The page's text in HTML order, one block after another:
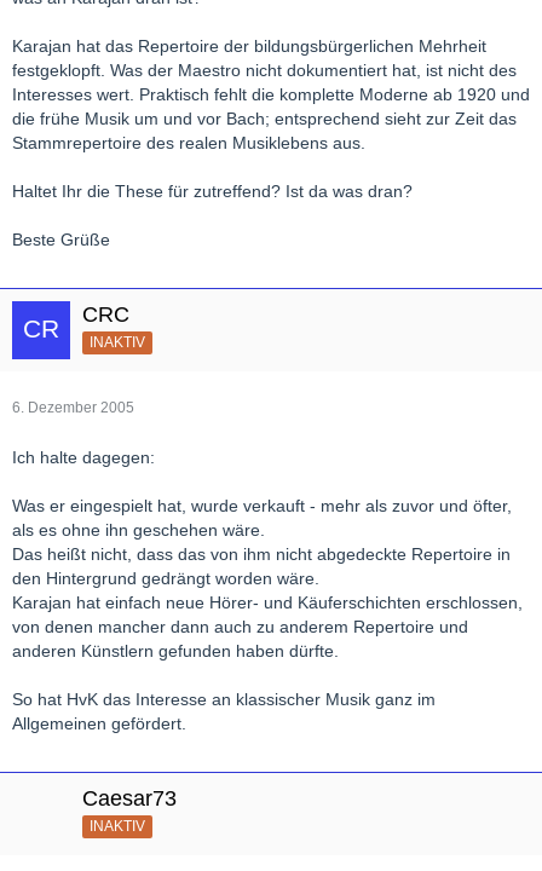
Karajan hat das Repertoire der bildungsbürgerlichen Mehrheit
festgeklopft. Was der Maestro nicht dokumentiert hat, ist nicht des
Interesses wert. Praktisch fehlt die komplette Moderne ab 1920 und
die frühe Musik um und vor Bach; entsprechend sieht zur Zeit das
Stammrepertoire des realen Musiklebens aus.
Haltet Ihr die These für zutreffend? Ist da was dran?
Beste Grüße
CRC
INAKTIV
6. Dezember 2005
Ich halte dagegen:
Was er eingespielt hat, wurde verkauft - mehr als zuvor und öfter,
als es ohne ihn geschehen wäre.
Das heißt nicht, dass das von ihm nicht abgedeckte Repertoire in
den Hintergrund gedrängt worden wäre.
Karajan hat einfach neue Hörer- und Käuferschichten erschlossen,
von denen mancher dann auch zu anderem Repertoire und
anderen Künstlern gefunden haben dürfte.
So hat HvK das Interesse an klassischer Musik ganz im
Allgemeinen gefördert.
Caesar73
INAKTIV